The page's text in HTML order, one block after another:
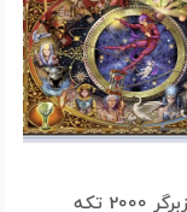
پازل رونزبرگر 2000 تکه